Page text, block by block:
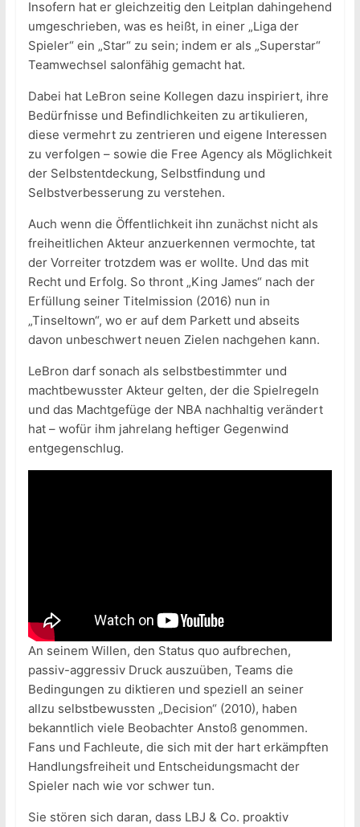
Insofern hat er gleichzeitig den Leitplan dahingehend
umgeschrieben, was es heißt, in einer „Liga der
Spieler“ ein „Star“ zu sein; indem er als „Superstar“
Teamwechsel salonfähig gemacht hat.
Dabei hat LeBron seine Kollegen dazu inspiriert, ihre
Bedürfnisse und Befindlichkeiten zu artikulieren,
diese vermehrt zu zentrieren und eigene Interessen
zu verfolgen – sowie die Free Agency als Möglichkeit
der Selbstentdeckung, Selbstfindung und
Selbstverbesserung zu verstehen.
Auch wenn die Öffentlichkeit ihn zunächst nicht als
freiheitlichen Akteur anzuerkennen vermochte, tat
der Vorreiter trotzdem was er wollte. Und das mit
Recht und Erfolg. So thront „King James“ nach der
Erfüllung seiner Titelmission (2016) nun in
„Tinseltown“, wo er auf dem Parkett und abseits
davon unbeschwert neuen Zielen nachgehen kann.
LeBron darf sonach als selbstbestimmter und
machtbewusster Akteur gelten, der die Spielregeln
und das Machtgefüge der NBA nachhaltig verändert
hat – wofür ihm jahrelang heftiger Gegenwind
entgegenschlug.
An seinem Willen, den Status quo aufbrechen,
passiv-aggressiv Druck auszuüben, Teams die
Bedingungen zu diktieren und speziell an seiner
allzu selbstbewussten „Decision“ (2010), haben
bekanntlich viele Beobachter Anstoß genommen.
Fans und Fachleute, die sich mit der hart erkämpften
Handlungsfreiheit und Entscheidungsmacht der
Spieler nach wie vor schwer tun.
Sie stören sich daran, dass LBJ & Co. proaktiv